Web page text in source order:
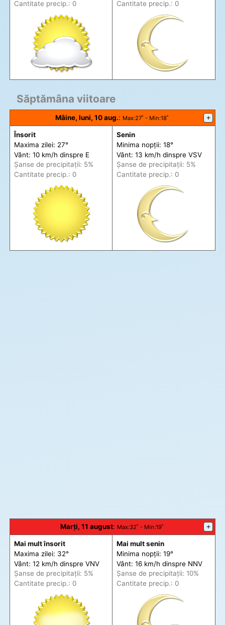
Cantitate precip.: 0
Cantitate precip.: 0
Săptămâna viitoare
Mâine, luni, 10 aug.: Max:27˚ - Min:18˚ +
Însorit
Maxima zilei: 27°
Vânt: 10 km/h dinspre E
Șanse de precipitații: 5%
Cantitate precip.: 0
Senin
Minima nopții: 18°
Vânt: 13 km/h dinspre VSV
Șanse de precipitații: 5%
Cantitate precip.: 0
Marți, 11 august: Max:32˚ - Min:19˚ +
Mai mult însorit
Maxima zilei: 32°
Vânt: 12 km/h dinspre VNV
Șanse de precipitații: 5%
Cantitate precip.: 0
Mai mult senin
Minima nopții: 19°
Vânt: 16 km/h dinspre NNV
Șanse de precipitații: 10%
Cantitate precip.: 0